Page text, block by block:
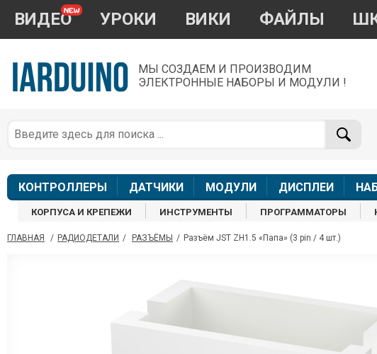
ВИДЕО УРОКИ ВИКИ ФАЙЛЫ
МЫ СОЗДАЕМ И ПРОИЗВОДИМ
ЭЛЕКТРОННЫЕ НАБОРЫ И МОДУЛИ !
КОНТРОЛЛЕРЫ ДАТЧИКИ МОДУЛИ ДИСПЛЕИ
КОРПУСА И КРЕПЕЖИ ИНСТРУМЕНТЫ ПРОГРАММАТОРЫ
ГЛАВНАЯ / РАДИОДЕТАЛИ / РАЗЪЁМЫ / Разъём JST ZH1.5 «Папа» (3 pin / 4 шт.)
По
+7 968
звонки и